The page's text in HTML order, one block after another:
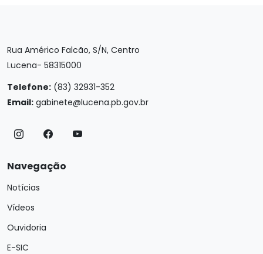
Rua Américo Falcão, S/N, Centro
Lucena- 58315000
Telefone: (83) 32931-352
Email: gabinete@lucena.pb.gov.br
Navegação
Notícias
Vídeos
Ouvidoria
E-SIC